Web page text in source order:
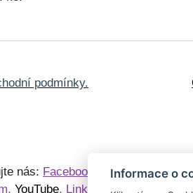
podmínky.
nás: Facebook
, YouTube, LinkedIn
Informace o